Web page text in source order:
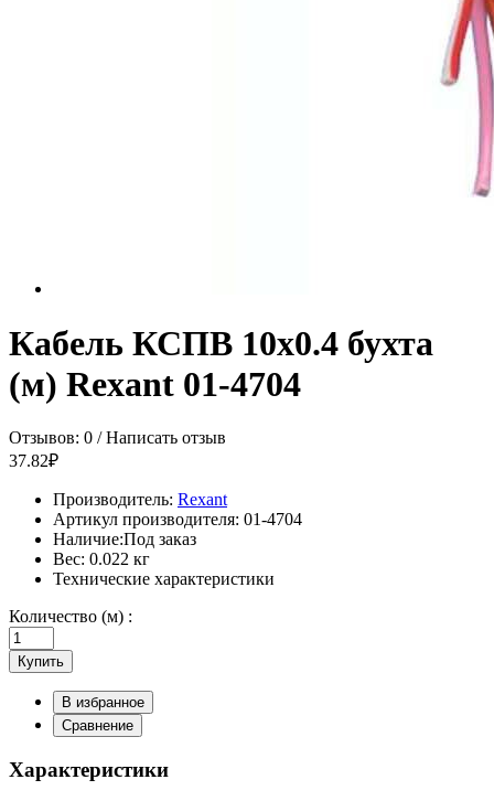
Кабель КСПВ 10х0.4 бухта
(м) Rexant 01-4704
Отзывов: 0 /Написать отзыв
37.82₽
Производитель: Rexant
Артикул производителя: 01-4704
Наличие:Под заказ
Вес: 0.022 кг
Технические характеристики
Количество (м) :
Купить
В избранное
Сравнение
Характеристики